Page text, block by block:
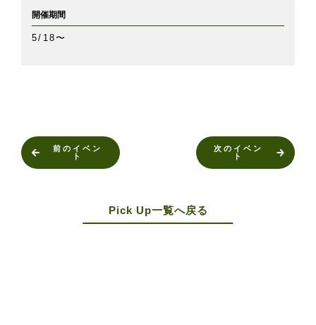
開催期間
5/18〜
前のイベン
ト
Pick Up一覧へ戻る
次のイベン
ト